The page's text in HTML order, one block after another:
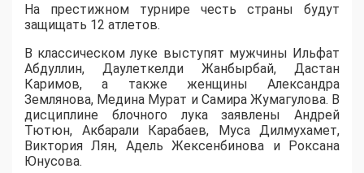
На престижном турнире честь страны будут
защищать 12 атлетов.
В классическом луке выступят мужчины Ильфат
Абдуллин, Даулеткелди Жанбырбай, Дастан
Каримов, а также женщины Александра
Землянова, Медина Мурат и Самира Жумагулова. В
дисциплине блочного лука заявлены Андрей
Тютюн, Акбарали Карабаев, Муса Дилмухамет,
Виктория Лян, Адель Жексенбинова и Роксана
Юнусова.